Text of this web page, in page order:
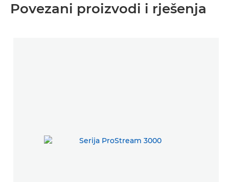
Povezani proizvodi i rješenja